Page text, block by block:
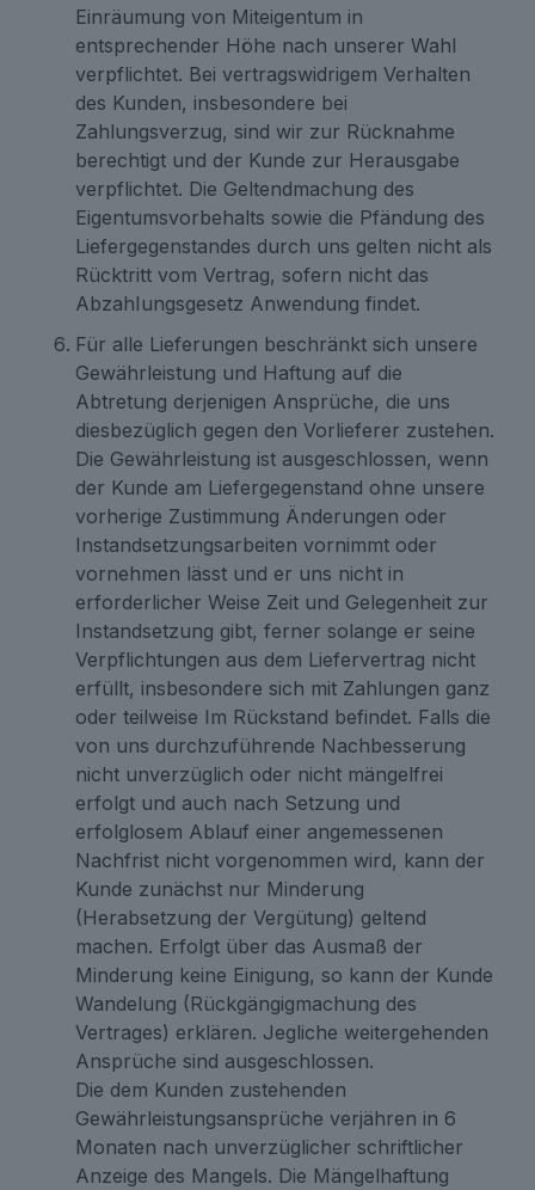
Einräumung von Miteigentum in
entsprechender Höhe nach unserer Wahl
verpflichtet. Bei vertragswidrigem Verhalten
des Kunden, insbesondere bei
Zahlungsverzug, sind wir zur Rücknahme
berechtigt und der Kunde zur Herausgabe
verpflichtet. Die Geltendmachung des
Eigentumsvorbehalts sowie die Pfändung des
Liefergegenstandes durch uns gelten nicht als
Rücktritt vom Vertrag, sofern nicht das
AbzahIungsgesetz Anwendung findet.
Für alle Lieferungen beschränkt sich unsere
Gewährleistung und Haftung auf die
Abtretung derjenigen Ansprüche, die uns
diesbezüglich gegen den Vorlieferer zustehen.
Die Gewährleistung ist ausgeschlossen, wenn
der Kunde am Liefergegenstand ohne unsere
vorherige Zustimmung Änderungen oder
Instandsetzungsarbeiten vornimmt oder
vornehmen lässt und er uns nicht in
erforderlicher Weise Zeit und Gelegenheit zur
Instandsetzung gibt, ferner solange er seine
Verpflichtungen aus dem Liefervertrag nicht
erfüllt, insbesondere sich mit Zahlungen ganz
oder teilweise Im Rückstand befindet. Falls die
von uns durchzuführende Nachbesserung
nicht unverzüglich oder nicht mängelfrei
erfolgt und auch nach Setzung und
erfolglosem Ablauf einer angemessenen
Nachfrist nicht vorgenommen wird, kann der
Kunde zunächst nur Minderung
(Herabsetzung der Vergütung) geltend
machen. Erfolgt über das Ausmaß der
Minderung keine Einigung, so kann der Kunde
Wandelung (Rückgängigmachung des
Vertrages) erklären. Jegliche weitergehenden
Ansprüche sind ausgeschlossen.
Die dem Kunden zustehenden
Gewährleistungsansprüche verjähren in 6
Monaten nach unverzüglicher schriftlicher
Anzeige des Mangels. Die Mängelhaftung